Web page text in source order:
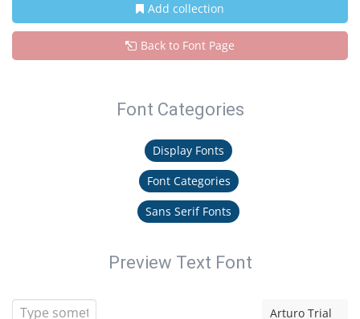
Add collection
Back to Font Page
Font Categories
Display Fonts
Font Categories
Sans Serif Fonts
Preview Text Font
Arturo Trial